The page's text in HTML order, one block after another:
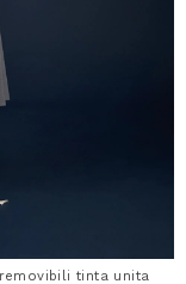
tinta unita